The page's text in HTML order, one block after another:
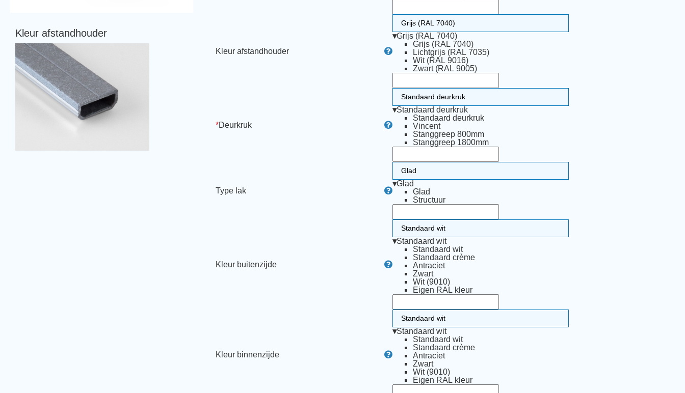
Kleur afstandhouder
Kleur afstandhouder
Grijs (RAL 7040)
▾
Grijs (RAL 7040)
Lichtgrijs (RAL 7035)
Wit (RAL 9016)
Zwart (RAL 9005)
*Deurkruk
Standaard deurkruk
▾
Standaard deurkruk
Vincent
Stanggreep 800mm
Stanggreep 1800mm
Type lak
Glad
▾
Glad
Structuur
Kleur buitenzijde
Standaard wit
▾
Standaard wit
Standaard crème
Antraciet
Zwart
Wit (9010)
Eigen RAL kleur
Kleur binnenzijde
Standaard wit
▾
Standaard wit
Standaard crème
Antraciet
Zwart
Wit (9010)
Eigen RAL kleur